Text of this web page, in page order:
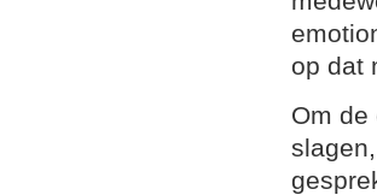
op dat
Om